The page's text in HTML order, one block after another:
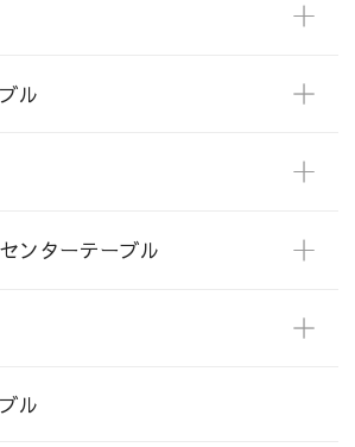
ル
ンターテーブル
ル